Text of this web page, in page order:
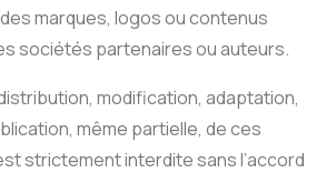
marques, logos ou contenus
sociétés partenaires ou auteurs.
modification, adaptation,
même partielle, de ces
strictement interdite sans l’accord